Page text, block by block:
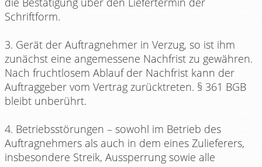
Schriftform.
3. Gerät der Auftragnehmer in Verzug, so ist ihm
zunächst eine angemessene Nachfrist zu gewähren.
Nach fruchtlosem Ablauf der Nachfrist kann der
Auftraggeber vom Vertrag zurücktreten. § 361 BGB
bleibt unberührt.
4. Betriebsstörungen – sowohl im Betrieb des
Auftragnehmers als auch in dem eines Zulieferers,
insbesondere Streik, Aussperrung sowie alle